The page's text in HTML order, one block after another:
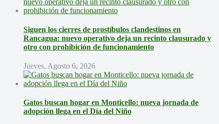
Siguen los cierres de prostíbulos clandestinos en
Rancagua: nuevo operativo deja un recinto clausurado y
otro con prohibición de funcionamiento
Jueves, Agosto 6, 2026
Gatos buscan hogar en Monticello: nueva jornada de
adopción llega en el Día del Niño